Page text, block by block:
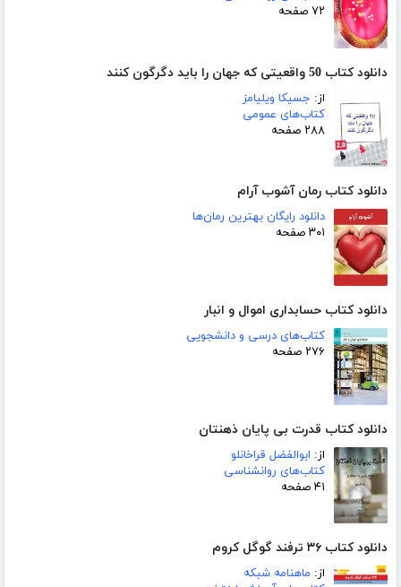
۷۲ صفحه
دانلود کتاب 50 واقعیتی که جهان را باید دگرگون کنند
از: جسیکا ویلیامز
کتاب‌های عمومی
۲۸۸ صفحه
دانلود کتاب رمان آشوب آرام
دانلود رایگان بهترین رمان‌ها
۳۰۱ صفحه
دانلود کتاب حسابداری اموال و انبار
کتاب‌های درسی و دانشجویی
۲۷۶ صفحه
دانلود کتاب قدرت بی پایان ذهنتان
از: ابوالفضل قراخانلو
کتاب‌های روانشناسی
۴۱ صفحه
دانلود کتاب ۳۶ ترفند گوگل کروم
از: ماهنامه شبکه